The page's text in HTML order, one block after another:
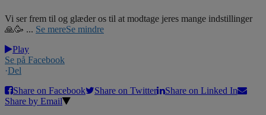
Vi ser frem til og glæder os til at modtage jeres mange indstillinger
🙏🥳 ... Se mereSe mindre
Play
Se på Facebook
·Del
Share on Facebook
Share on Twitter
Share on Linked In
Share by Email